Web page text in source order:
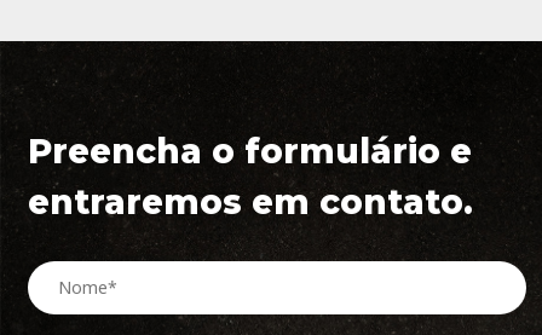
Preencha o formulário e
entraremos em contato.